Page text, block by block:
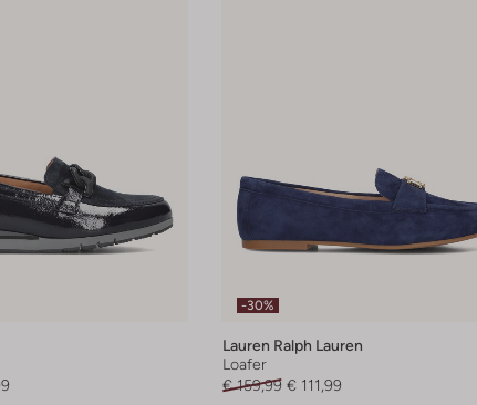
-30%
Lauren Ralph Lauren
Loafer
€ 159,99 € 111,99